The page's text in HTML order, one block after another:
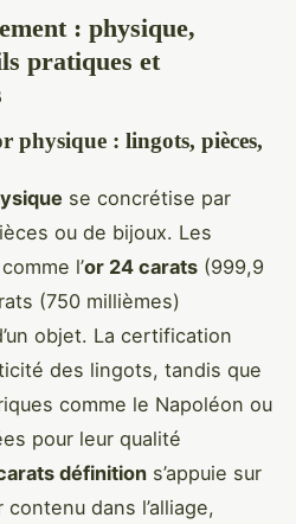
: physique,
pratiques et
physique : lingots, pièces,
se concrétise par
ou de bijoux. Les
comme l’or 24 carats (999,9
(750 millièmes)
objet. La certification
des lingots, tandis que
comme le Napoléon ou
pour leur qualité
définition s’appuie sur
dans l’alliage,